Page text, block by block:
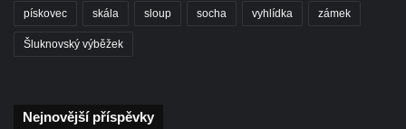
nad Desnou v Tanvaldu
Tanvaldu
pískovec skála sloup socha vyhlídka zámek
Šluknovský výběžek
Nejnovější příspěvky